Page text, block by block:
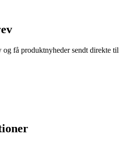
få produktnyheder sendt direkte til